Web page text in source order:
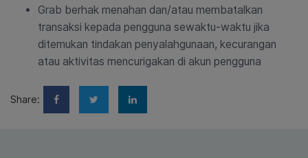
Grab berhak menahan dan/atau membatalkan
transaksi kepada pengguna sewaktu-waktu jika
ditemukan tindakan penyalahgunaan, kecurangan
atau aktivitas mencurigakan di akun pengguna
Share: